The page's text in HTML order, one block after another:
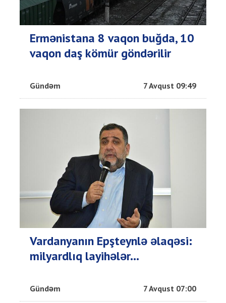
Ermənistana 8 vaqon buğda, 10
vaqon daş kömür göndərilir
Gündəm 7 Avqust 09:49
Vardanyanın Epşteynlə əlaqəsi:
milyardlıq layihələr...
Gündəm 7 Avqust 07:00